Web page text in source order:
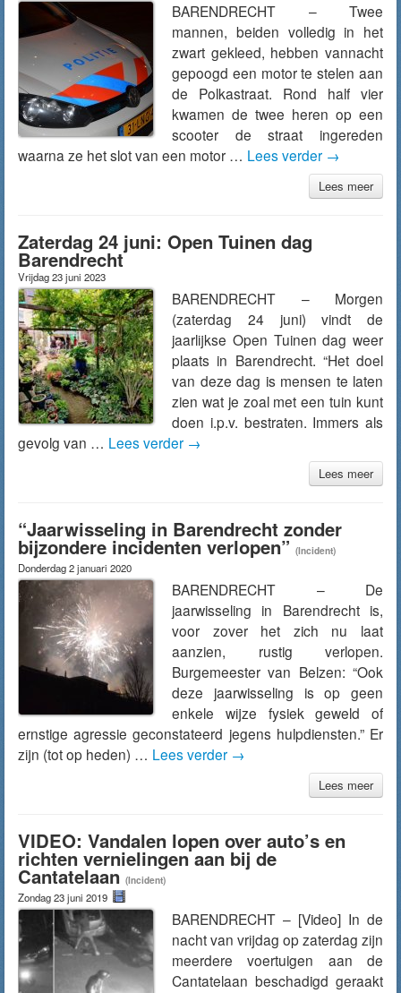
BARENDRECHT – Twee
mannen, beiden volledig in het
zwart gekleed, hebben vannacht
gepoogd een motor te stelen aan
de Polkastraat. Rond half vier
kwamen de twee heren op een
scooter de straat ingereden
waarna ze het slot van een motor … Lees verder →
Lees meer
Zaterdag 24 juni: Open Tuinen dag
Barendrecht
Vrijdag 23 juni 2023
BARENDRECHT – Morgen
(zaterdag 24 juni) vindt de
jaarlijkse Open Tuinen dag weer
plaats in Barendrecht. “Het doel
van deze dag is mensen te laten
zien wat je zoal met een tuin kunt
doen i.p.v. bestraten. Immers als
gevolg van … Lees verder →
Lees meer
“Jaarwisseling in Barendrecht zonder
bijzondere incidenten verlopen” (Incident)
Donderdag 2 januari 2020
BARENDRECHT – De
jaarwisseling in Barendrecht is,
voor zover het zich nu laat
aanzien, rustig verlopen.
Burgemeester van Belzen: “Ook
deze jaarwisseling is op geen
enkele wijze fysiek geweld of
ernstige agressie geconstateerd jegens hulpdiensten.” Er
zijn (tot op heden) … Lees verder →
Lees meer
VIDEO: Vandalen lopen over auto’s en
richten vernielingen aan bij de
Cantatelaan (Incident)
Zondag 23 juni 2019
BARENDRECHT – [Video] In de
nacht van vrijdag op zaterdag zijn
meerdere voertuigen aan de
Cantatelaan beschadigd geraakt